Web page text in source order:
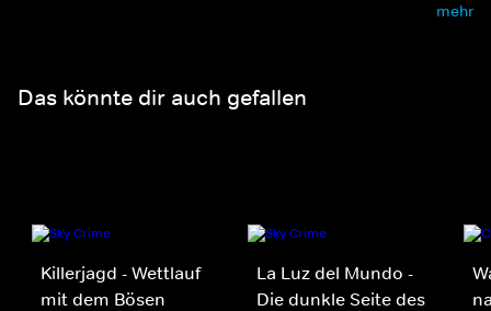
mehr
Das könnte dir auch gefallen
Killerjagd - Wettlauf
mit dem Bösen
La Luz del Mundo -
Die dunkle Seite des